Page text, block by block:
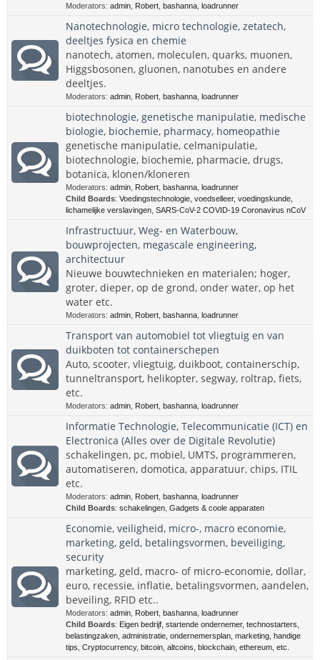
Moderators: admin Robert bashanna loadrunner
Nanotechnologie, micro technologie, zetatech,
deeltjes fysica en chemie
nanotech, atomen, moleculen, quarks, muonen,
Higgsbosonen, gluonen, nanotubes en andere
deeltjes.
Moderators: admin Robert bashanna loadrunner
biotechnologie, genetische manipulatie, medische
biologie, biochemie, pharmacy, homeopathie
genetische manipulatie, celmanipulatie,
biotechnologie, biochemie, pharmacie, drugs,
botanica, klonen/kloneren
Moderators: admin Robert bashanna loadrunner
Child Boards: Voedingstechnologie, voedselleer, voedingskunde,
lichamelijke verslavingen SARS-CoV-2 COVID-19 Coronavirus nCoV
Infrastructuur, Weg- en Waterbouw,
bouwprojecten, megascale engineering,
architectuur
Nieuwe bouwtechnieken en materialen; hoger,
groter, dieper, op de grond, onder water, op het
water etc.
Moderators: admin Robert bashanna loadrunner
Transport van automobiel tot vliegtuig en van
duikboten tot containerschepen
Auto, scooter, vliegtuig, duikboot, containerschip,
tunneltransport, helikopter, segway, roltrap, fiets,
etc.
Moderators: admin Robert bashanna loadrunner
Informatie Technologie, Telecommunicatie (ICT) en
Electronica (Alles over de Digitale Revolutie)
schakelingen, pc, mobiel, UMTS, programmeren,
automatiseren, domotica, apparatuur, chips, ITIL
etc.
Moderators: admin Robert bashanna loadrunner
Child Boards: schakelingen Gadgets & coole apparaten
Economie, veiligheid, micro-, macro economie,
marketing, geld, betalingsvormen, beveiliging,
security
marketing, geld, macro- of micro-economie, dollar,
euro, recessie, inflatie, betalingsvormen, aandelen,
beveiling, RFID etc..
Moderators: admin Robert bashanna loadrunner
Child Boards: Eigen bedrijf, startende ondernemer, technostarters,
belastingzaken, administratie, ondernemersplan, marketing, handige
tips Cryptocurrency, bitcoin, altcoins, blockchain, ethereum, etc.